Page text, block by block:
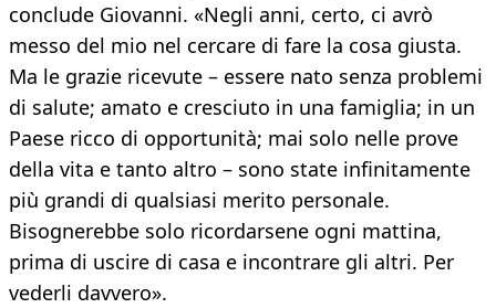
conclude Giovanni. «Negli anni, certo, ci avrò
messo del mio nel cercare di fare la cosa giusta.
Ma le grazie ricevute – essere nato senza problemi
di salute; amato e cresciuto in una famiglia; in un
Paese ricco di opportunità; mai solo nelle prove
della vita e tanto altro – sono state infinitamente
più grandi di qualsiasi merito personale.
Bisognerebbe solo ricordarsene ogni mattina,
prima di uscire di casa e incontrare gli altri. Per
vederli davvero».